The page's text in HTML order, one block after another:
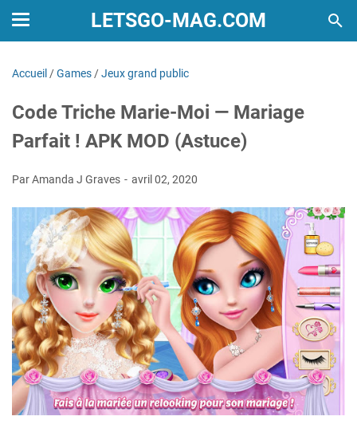
LETSGO-MAG.COM
Accueil /Games /Jeux grand public
Code Triche Marie-Moi — Mariage
Parfait ! APK MOD (Astuce)
Par Amanda J Graves avril 02, 2020